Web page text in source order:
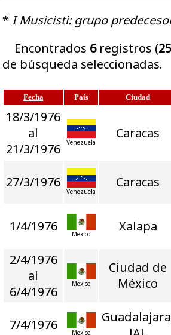
* I Musicisti: grupo
Encontrados 6registros (25
de búsqueda seleccionadas.
Fecha País Ciudad
18/3/1976
al
21/3/1976
Venezuela
Caracas
27/3/1976
Venezuela
Caracas
1/4/1976 Mexico Xalapa
2/4/1976
al
6/4/1976
Mexico
Ciudad de
México
7/4/1976 Mexico